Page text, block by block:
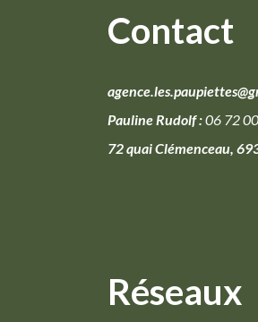
Contact
Pauline Rudolf :06 72
72 quai Clémenceau,
Réseaux